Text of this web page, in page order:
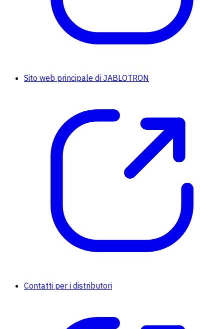
Sito web principale di JABLOTRON
Contatti per i distributori